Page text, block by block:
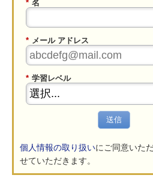
* 名
* メール アドレス
* 学習レベル
送信
個人情報の取り扱いにご同意いた
せていただきます。